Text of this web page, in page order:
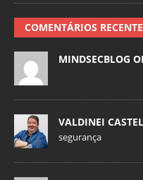
COMENTÁRIOS
MINDSECBLOG
VALDINEI
segurança